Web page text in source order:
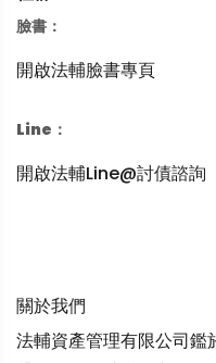
臉書：
開啟法輔臉書專頁
Line：
開啟法輔Line@討債諮詢
關於我們
法輔資產管理有限公司鑑